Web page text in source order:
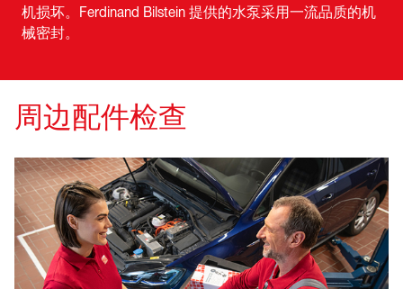
机损坏。Ferdinand Bilstein 提供的水泵采用一流品质的机
械密封。
周边配件检查